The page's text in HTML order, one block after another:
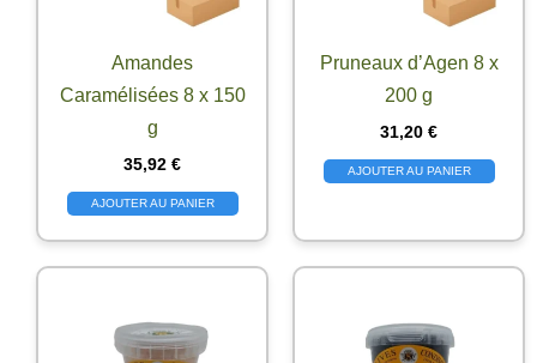
Amandes
Caramélisées 8 x 150
g
35,92 €
AJOUTER AU PANIER
Pruneaux d’Agen 8 x
200 g
31,20 €
AJOUTER AU PANIER